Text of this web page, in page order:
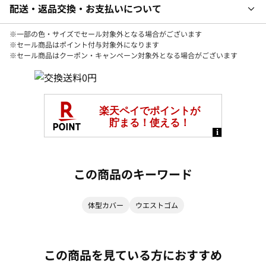
配送・返品交換・お支払いについて
※一部の色・サイズでセール対象外となる場合がございます
※セール商品はポイント付与対象外になります
※セール商品はクーポン・キャンペーン対象外となる場合がございます
この商品のキーワード
体型カバー ウエストゴム
この商品を見ている方におすすめ